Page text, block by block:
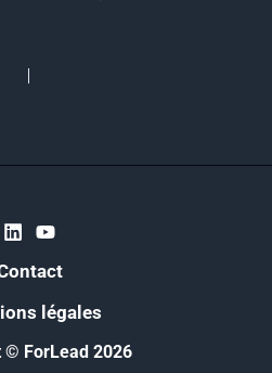
légales
© ForLead 2026